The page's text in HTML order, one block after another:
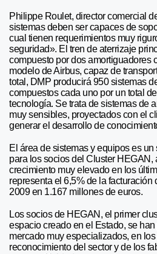
Philippe Roulet, director comercial
sistemas deben ser capaces de
cual tienen requerimientos muy
seguridad». El tren de aterrizaje
compuesto por dos amortiguadores
modelo de Airbus, capaz de
total, DMP producirá 950 sistemas
compuestos cada uno por un total
tecnología. Se trata de sistemas de
muy sensibles, proyectados con el
generar el desarrollo de
El área de sistemas y equipos es
para los socios del Cluster HEGAN,
crecimiento muy elevado en los
representa el 6,5% de la facturación
2009 en 1.167 millones de euros.
Los socios de HEGAN, el primer
espacio creado en el Estado, se
mercado muy especializados, en
reconocimiento del sector y de los